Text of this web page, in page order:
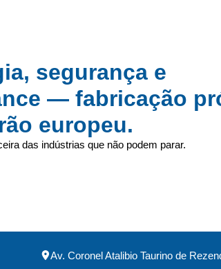
segurança e
— fabricação
europeu.
das indústrias que não podem parar.
Av. Coronel Atalibio Taurino de